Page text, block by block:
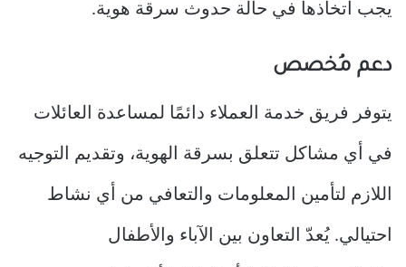
يجب اتخاذها في حالة حدوث سرقة هوية.
دعم مُخصص
يتوفر فريق خدمة العملاء دائمًا لمساعدة العائلات
في أي مشاكل تتعلق بسرقة الهوية، وتقديم التوجيه
اللازم لتأمين المعلومات والتعافي من أي نشاط
احتيالي. يُعدّ التعاون بين الآباء والأطفال